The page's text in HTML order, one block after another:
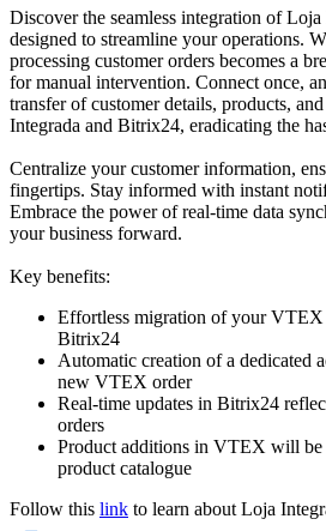
Discover the seamless integration of
designed to streamline your operations.
processing customer orders becomes a
for manual intervention. Connect once,
transfer of customer details, products,
Integrada and Bitrix24, eradicating the
Centralize your customer information,
fingertips. Stay informed with instant
Embrace the power of real-time data
your business forward.
Key benefits:
Effortless migration of your VTEX
Bitrix24
Automatic creation of a dedicated
new VTEX order
Real-time updates in Bitrix24
orders
Product additions in VTEX will
product catalogue
Follow this link to learn about Loja